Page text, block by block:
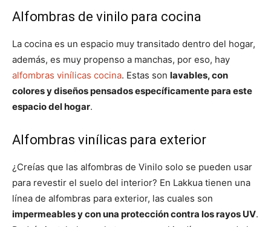
Alfombras de vinilo para cocina
La cocina es un espacio muy transitado dentro del hogar,
además, es muy propenso a manchas, por eso, hay
alfombras vinílicas cocina. Estas son lavables, con
colores y diseños pensados específicamente para este
espacio del hogar.
Alfombras vinílicas para exterior
¿Creías que las alfombras de Vinilo solo se pueden usar
para revestir el suelo del interior? En Lakkua tienen una
línea de alfombras para exterior, las cuales son
impermeables y con una protección contra los rayos UV.